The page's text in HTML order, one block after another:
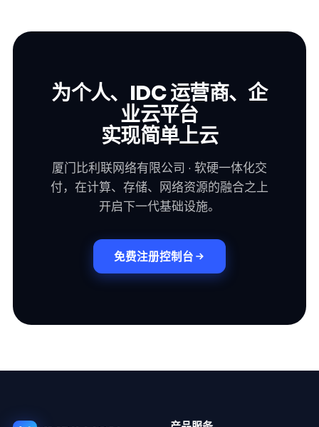
为个人、IDC 运营商、企
业云平台
实现简单上云
厦门比利联网络有限公司 · 软硬一体化交
付，在计算、存储、网络资源的融合之上
开启下一代基础设施。
免费注册控制台